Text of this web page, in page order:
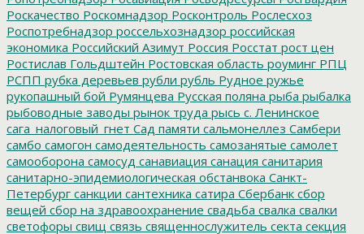
Роскачество Роскомнадзор Росконтроль Рослесхоз
Роспотребнадзор россельхознадзор российская
экономика Российский Азимут Россия Росстат рост цен
Ростислав Гольдштейн Ростовская область роуминг РПЦ
РСПП рубка деревьев рубли рубль Рудное ружье
рукопашный бой Румянцева Русская поляна рыба рыбалка
рыбоводные заводы рынок труда рысь с. Ленинское
сага_налоговый_гнет Сад памяти сальмонеллез Самбери
самбо самогон самодеятельность самозанятые самолет
самооборона самосуд санавиация санация санитария
санитарно-эпидемиологическая обстанвока Санкт-
Петербург санкции сантехника сатира Сбербанк сбор
вещей сбор на здравоохранение свадьба свалка свалки
светофоры свищ связь священнослужитель секта секция